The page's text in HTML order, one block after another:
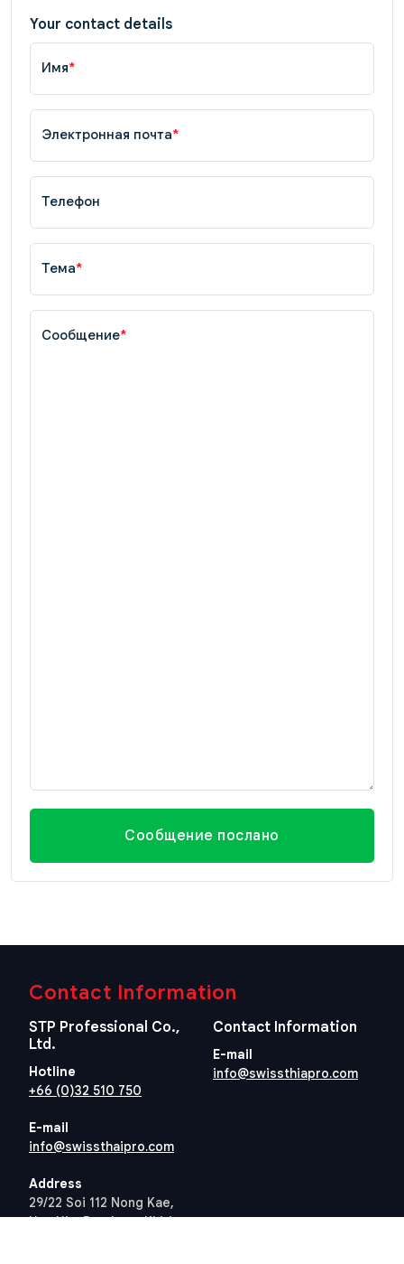
Your contact details
Имя*
Электронная почта*
Телефон
Тема*
Сообщение*
Сообщение послано
Contact Information
STP Professional Co.,
Ltd.
Hotline
+66 (0)32 510 750
E-mail
info@swissthaipro.com
Address
29/22 Soi 112 Nong Kae,
Hua Hin, Prachuap Khiri
Contact Information
E-mail
info@swissthiapro.com